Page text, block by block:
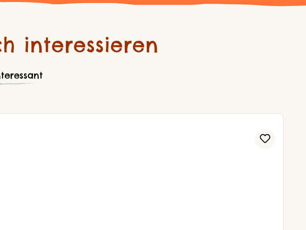
interessieren